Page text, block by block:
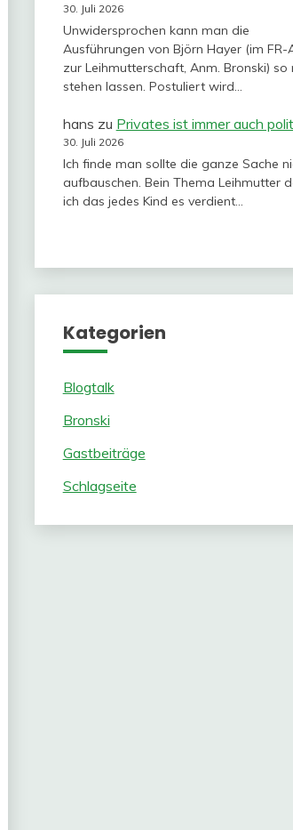
30. Juli 2026
Unwidersprochen kann man die
Ausführungen von Björn Hayer (im FR-
zur Leihmutterschaft, Anm. Bronski) so
stehen lassen. Postuliert wird…
hans zu Privates ist immer auch
30. Juli 2026
Ich finde man sollte die ganze Sache
aufbauschen. Bein Thema Leihmutter
ich das jedes Kind es verdient…
Kategorien
Blogtalk
Bronski
Gastbeiträge
Schlagseite